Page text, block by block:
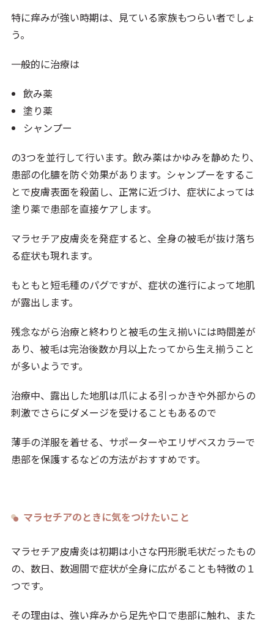
特に痒みが強い時期は、見ている家族もつらい者でしょ
う。
一般的に治療は
飲み薬
塗り薬
シャンプー
の3つを並行して行います。飲み薬はかゆみを静めたり、
患部の化膿を防ぐ効果があります。シャンプーをするこ
とで皮膚表面を殺菌し、正常に近づけ、症状によっては
塗り薬で患部を直接ケアします。
マラセチア皮膚炎を発症すると、全身の被毛が抜け落ち
る症状も現れます。
もともと短毛種のパグですが、症状の進行によって地肌
が露出します。
残念ながら治療と終わりと被毛の生え揃いには時間差が
あり、被毛は完治後数か月以上たってから生え揃うこと
が多いようです。
治療中、露出した地肌は爪による引っかきや外部からの
刺激でさらにダメージを受けることもあるので
薄手の洋服を着せる、サポーターやエリザベスカラーで
患部を保護するなどの方法がおすすめです。
マラセチアのときに気をつけたいこと
マラセチア皮膚炎は初期は小さな円形脱毛状だったもの
の、数日、数週間で症状が全身に広がることも特徴の１
つです。
その理由は、強い痒みから足先や口で患部に触れ、また